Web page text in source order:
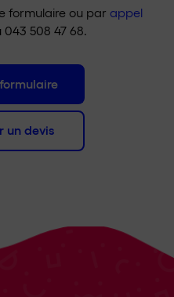
formulaire ou par appel
043 508 47 68.
un devis